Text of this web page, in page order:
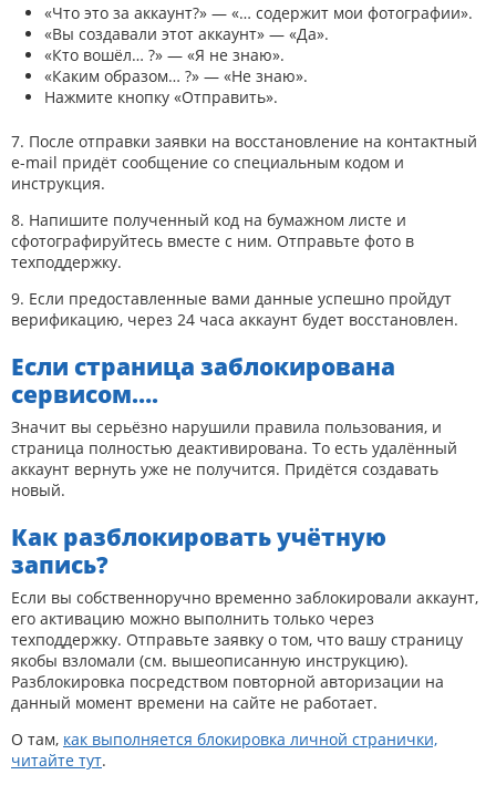
«Что это за аккаунт?» — «… содержит мои фотографии».
«Вы создавали этот аккаунт» — «Да».
«Кто вошёл… ?» — «Я не знаю».
«Каким образом… ?» — «Не знаю».
Нажмите кнопку «Отправить».
7. После отправки заявки на восстановление на контактный
e-mail придёт сообщение со специальным кодом и
инструкция.
8. Напишите полученный код на бумажном листе и
сфотографируйтесь вместе с ним. Отправьте фото в
техподдержку.
9. Если предоставленные вами данные успешно пройдут
верификацию, через 24 часа аккаунт будет восстановлен.
Если страница заблокирована
сервисом….
Значит вы серьёзно нарушили правила пользования, и
страница полностью деактивирована. То есть удалённый
аккаунт вернуть уже не получится. Придётся создавать
новый.
Как разблокировать учётную
запись?
Если вы собственноручно временно заблокировали аккаунт,
его активацию можно выполнить только через
техподдержку. Отправьте заявку о том, что вашу страницу
якобы взломали (см. вышеописанную инструкцию).
Разблокировка посредством повторной авторизации на
данный момент времени на сайте не работает.
О там, как выполняется блокировка личной странички,
читайте тут.